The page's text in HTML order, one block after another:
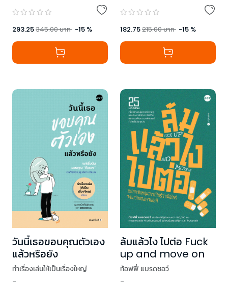
293.25345.00บาท -15 % 182.75215.00บาท -15 %
วันนี้เธอขอบคุณตัวเอง
แล้วหรือยัง
ทำเรื่องเล่นให้เป็นเรื่องใหญ่
-
ล้มแล้วไง ไปต่อ Fuck
up and move on
ท้อฟฟี่ แบรดชอว์
-